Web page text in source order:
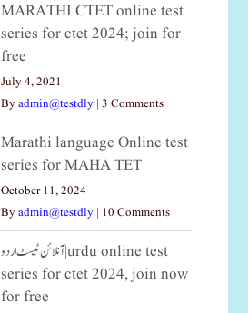
MARATHI CTET online test
series for ctet 2024; join for
free
July 4, 2021
Byadmin@testdly | 3 Comments
Marathi language Online test
series for MAHA TET
October 11, 2024
Byadmin@testdly | 10 Comments
آنلائن ٹیسٹ اردو|urdu online test
series for ctet 2024, join now
for free